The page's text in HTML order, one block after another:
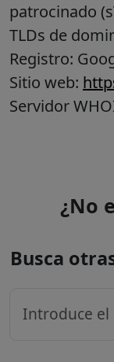
patrocinado
TLDs de
Registro:
Sitio web:
Servidor
¿No
Busca